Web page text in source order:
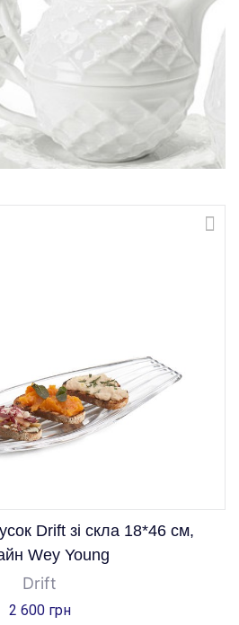
Drift зі скла 18*46 см,
Wey Young
Drift
2 600 грн